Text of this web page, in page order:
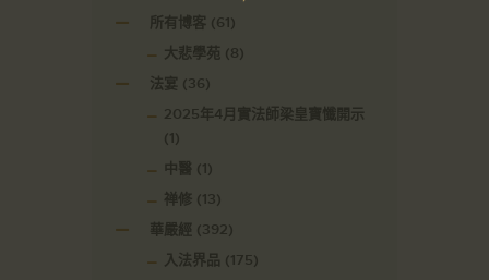
所有博客 (61)
大悲學苑 (8)
法宴 (36)
2025年4月實法師梁皇寶懺開示
(1)
中醫 (1)
禅修 (13)
華嚴經 (392)
入法界品 (175)